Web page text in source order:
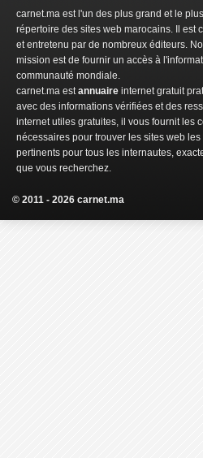
carnet.ma est l'un des plus grand et le
répertoire des sites web marocains. Il est
et entretenu par de nombreux éditeurs.
mission est de fournir un accès à
communauté mondiale.
carnet.ma estannuaire internet gratuit
avec des informations vérifiées et des
internet utiles gratuites, il vous fournit les
nécessaires pour trouver les sites web les
pertinents pour tous les internautes,
que vous recherchez.
© 2011 - 2026 carnet.ma